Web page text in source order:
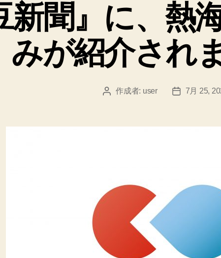
リ
ー
新聞』に、熱
みが紹介され
投 作成者: user
投
7月 25,